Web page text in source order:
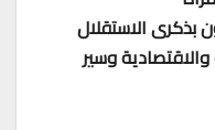
وسير